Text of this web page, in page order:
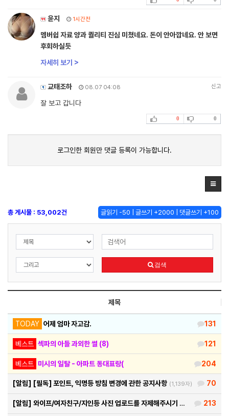
윤지 1시간전
멤버쉽 자료 양과 퀄리티 진심 미쳤네요. 돈이 안아깝네요. 안 보면
후회하실듯
자세히 보기 >
교태조하 08.07 04:08 신고
잘 보고 갑니다
0 0
로그인한 회원만 댓글 등록이 가능합니다.
글읽기 -50 | 글쓰기 +2000 | 댓글쓰기 +100
총 게시물 : 53,002건
검색
제목
TODAY 어제 엄마 자고감. 131
베스트 섹파의 아들 과외한 썰 (8) 121
베스트 미시의 일탈 - 아파트 동대표랑( 204
70
[알림] [필독] 포인트, 익명등 방침 변경에 관한 공지사항 (1,139자)
213
[알림] 와이프/여자친구/지인등 사진 업로드를 자제해주시기 바랍… (460자)